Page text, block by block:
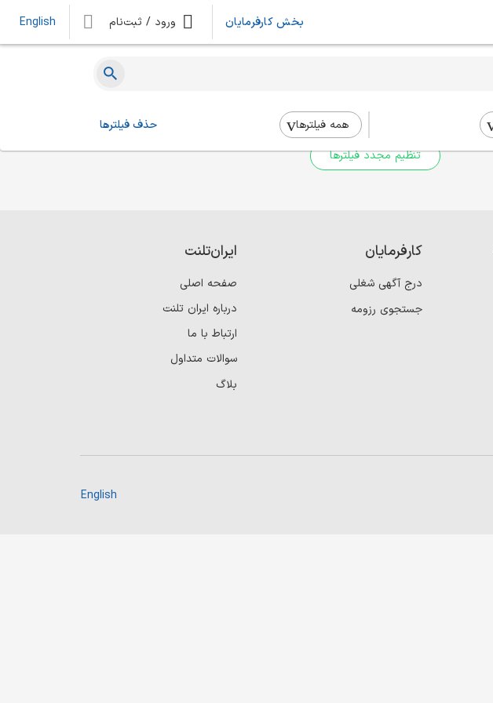
بخش کارفرمایان ورود / ثبت‌نام English
همه فیلتر‌ها حذف فیلترها برای جستجوی جامع‌تر از فیلترهای بالا استفاده کنید.
تنظیم مجدد فیلترها
کارفرمایان
درج آگهی شغلی
جستجوی رزومه
ایران‌تلنت
صفحه اصلی
درباره ایران تلنت
ارتباط با ما
سوالات متداول
بلاگ
English